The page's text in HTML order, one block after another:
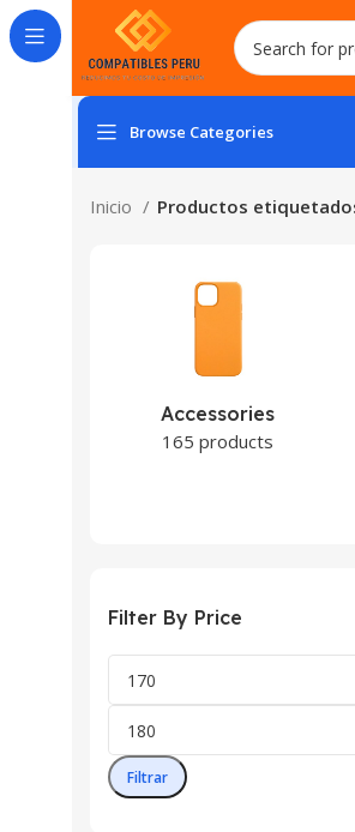
Browse Categories
Inicio Productos
Accessories
165 products
Filter By Price
Filtrar